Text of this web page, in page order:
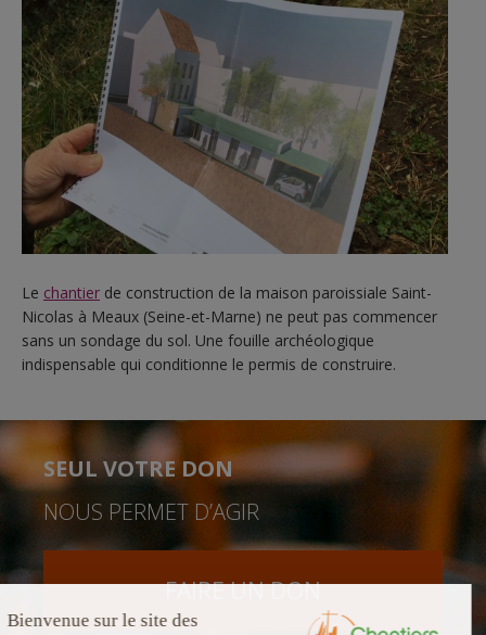
Le chantier de construction de la maison paroissiale Saint-
Nicolas à Meaux (Seine-et-Marne) ne peut pas commencer
sans un sondage du sol. Une fouille archéologique
indispensable qui conditionne le permis de construire.
SEUL VOTRE DON
NOUS PERMET D’AGIR
FAIRE UN DON